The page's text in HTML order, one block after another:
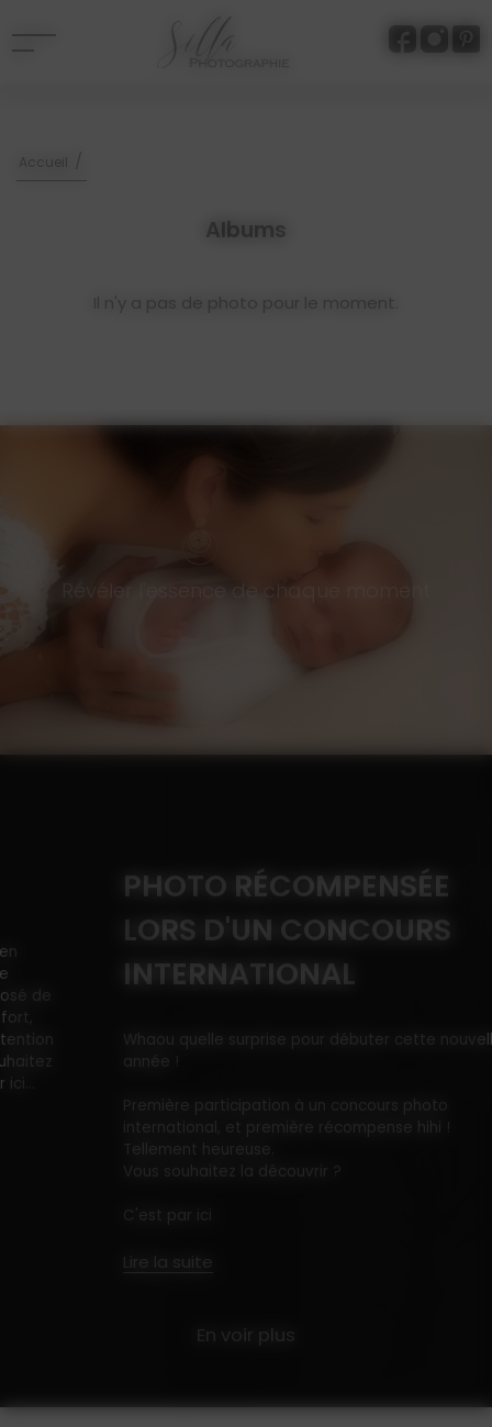
Accueil
Albums
Il n'y a pas de photo pour le moment.
Révéler l'essence de chaque moment
PHOTO RÉCOMPENSÉE
LORS D'UN CONCOURS
INTERNATIONAL
Whaou quelle surprise pour débuter cette nouvelle
Première participation à un concours photo
Vous souhaitez la découvrir ?
ici
Lire la suite
En voir plus